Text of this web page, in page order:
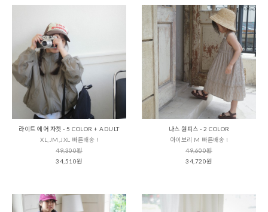
라이트 에어 자켓 - 5 COLOR + ADULT
XL,JM,JXL 빠른배송 !
49,300원
34,510원
나스 원피스 - 2 COLOR
아이보리 M 빠른배송 !
49,600원
34,720원